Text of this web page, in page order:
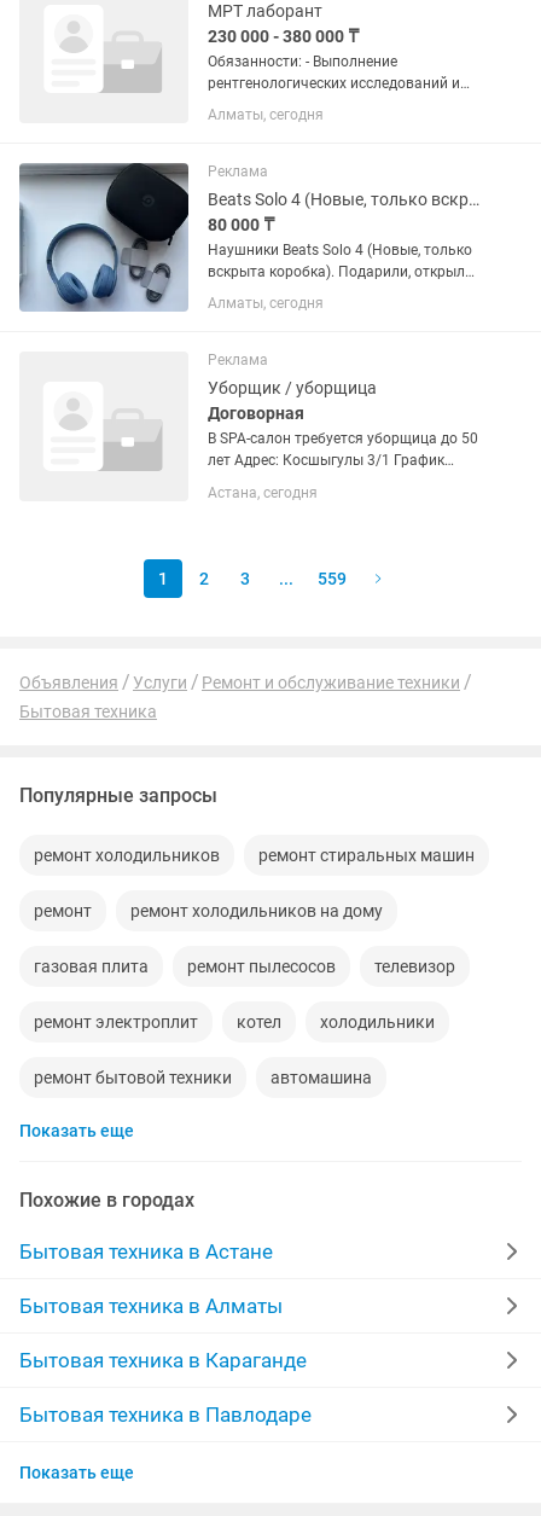
МРТ лаборант
230 000 - 380 000 ₸
Обязанности: - Выполнение
рентгенологических исследований и
МРТ-диагностики в соответствии с
утвержденным порядком и
пациентов для проведения
исследований - Выбор...
Алматы, сегодня
Реклама
Beats Solo 4 (Новые, только вскрыта коробка)
80 000 ₸
Наушники Beats Solo 4 (Новые, только
вскрыта коробка). Подарили, открыл
проверить цвет/комплект, не
использовались. Привезли из-за
таможне/для проверки). Цена новых
на...
Алматы, сегодня
Реклама
Уборщик / уборщица
Договорная
В SPA-салон требуется уборщица до 50
лет Адрес: Косшыгулы 3/1 График
вторник, четверг Оплата: 5000 тг за
Астана, сегодня
1 2 3 ... 559
Объявления Услуги
Ремонт и обслуживание техники
Бытовая техника
Популярные запросы
ремонт холодильников ремонт стиральных машин
ремонт ремонт холодильников на дому
газовая плита ремонт пылесосов телевизор
ремонт электроплит котел холодильники
ремонт бытовой техники автомашина
стиральная машина
ремонт компьютеров плиты
агротехника ремонт микроволновок
посудомоечная машина утюг
установка вытяжек микроволновка
бытовая техника
Показать еще
Похожие в городах
Бытовая техника в Астане
Бытовая техника в Алматы
Бытовая техника в Караганде
Бытовая техника в Павлодаре
Бытовая техника в Семее
Показать еще